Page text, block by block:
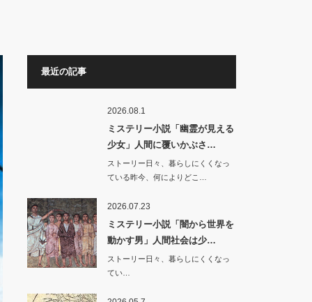
最近の記事
2026.08.1
ミステリー小説「幽霊が見える
少女」人間に覆いかぶさ…
ストーリー日々、暮らしにくくなっ
ている昨今、何によりどこ…
2026.07.23
ミステリー小説「闇から世界を
動かす男」人間社会は少…
ストーリー日々、暮らしにくくなっ
てい…